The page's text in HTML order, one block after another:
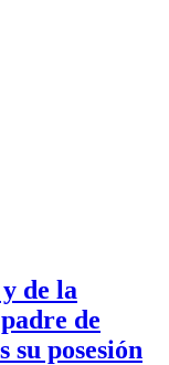
de la
de
posesión